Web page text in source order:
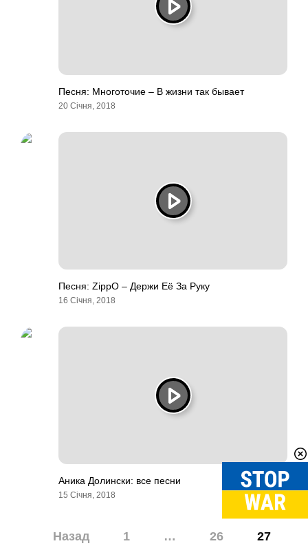
Песня: Многоточие – В жизни так бывает
20 Січня, 2018
Песня: ZippO – Держи Её За Руку
16 Січня, 2018
Аника Долински: все песни
15 Січня, 2018
НавігаціяНазад 1 … 26 27